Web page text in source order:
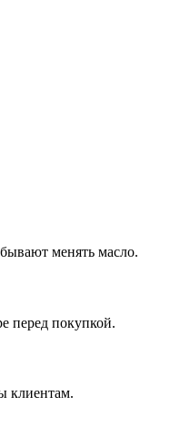
менять масло.
перед покупкой.
клиентам.